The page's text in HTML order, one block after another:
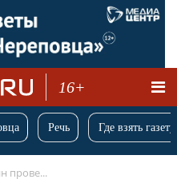
16+
Речь Где взять
прове...